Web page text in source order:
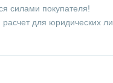
силами покупателя!
для юридических